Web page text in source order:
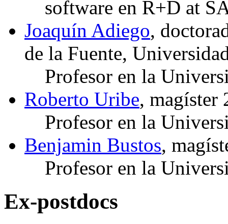
software en R+D at
Joaquín Adiego,
de la Fuente,
Profesor en la
Roberto Uribe, magíster
Profesor en la
Benjamin Bustos,
Profesor en la
Ex-postdocs